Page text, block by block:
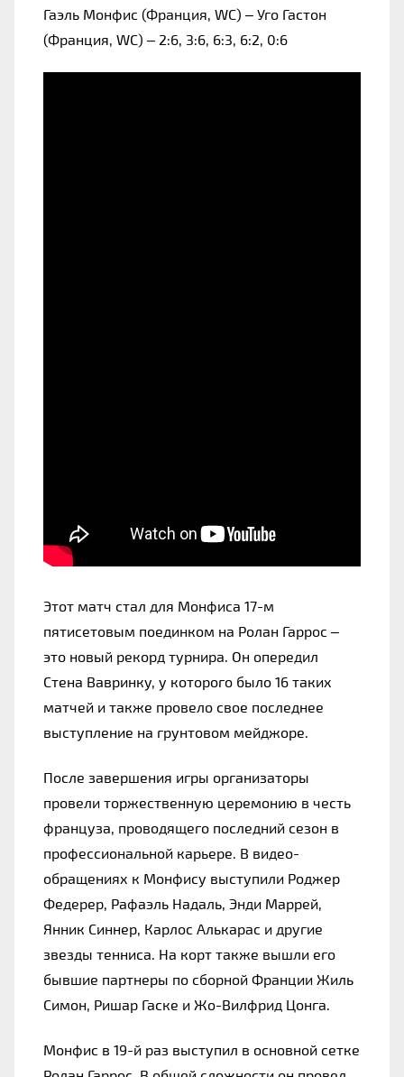
Гаэль Монфис (Франция, WC) – Уго Гастон
(Франция, WC) – 2:6, 3:6, 6:3, 6:2, 0:6
Этот матч стал для Монфиса 17-м
пятисетовым поединком на Ролан Гаррос –
это новый рекорд турнира. Он опередил
Стена Вавринку, у которого было 16 таких
матчей и также провело свое последнее
выступление на грунтовом мейджоре.
После завершения игры организаторы
провели торжественную церемонию в честь
француза, проводящего последний сезон в
профессиональной карьере. В видео-
обращениях к Монфису выступили Роджер
Федерер, Рафаэль Надаль, Энди Маррей,
Янник Синнер, Карлос Алькарас и другие
звезды тенниса. На корт также вышли его
бывшие партнеры по сборной Франции Жиль
Симон, Ришар Гаске и Жо-Вилфрид Цонга.
Монфис в 19-й раз выступил в основной сетке